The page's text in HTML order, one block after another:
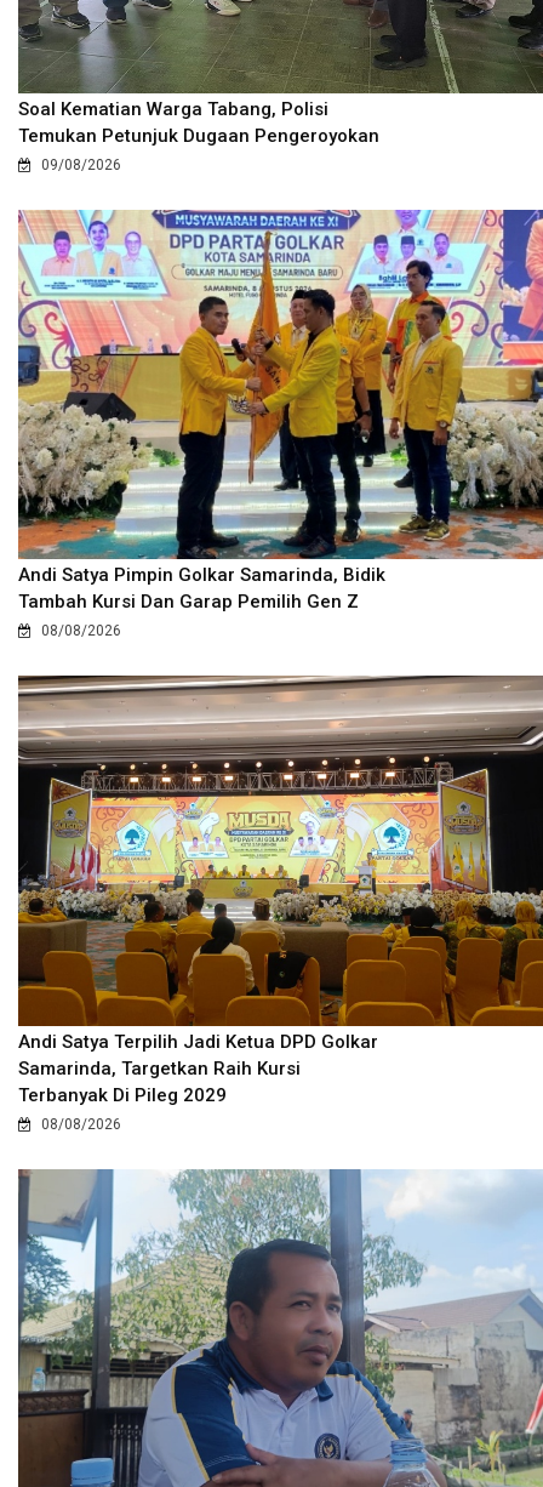
Soal Kematian Warga Tabang, Polisi
Temukan Petunjuk Dugaan Pengeroyokan
09/08/2026
Andi Satya Pimpin Golkar Samarinda, Bidik
Tambah Kursi Dan Garap Pemilih Gen Z
08/08/2026
Andi Satya Terpilih Jadi Ketua DPD Golkar
Samarinda, Targetkan Raih Kursi
Terbanyak Di Pileg 2029
08/08/2026